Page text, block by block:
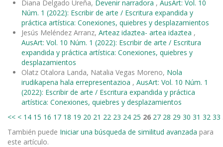
Diana Delgado Ureña, Devenir narradora , AusArt: Vol. 10
Núm. 1 (2022): Escribir de arte / Escritura expandida y
práctica artística: Conexiones, quiebres y desplazamientos
Jesús Meléndez Arranz, Arteaz idaztea- artea idaztea ,
AusArt: Vol. 10 Núm. 1 (2022): Escribir de arte / Escritura
expandida y práctica artística: Conexiones, quiebres y
desplazamientos
Olatz Otalora Landa, Natalia Vegas Moreno, Nola
irudikapena hala errepresentazioa , AusArt: Vol. 10 Núm. 1
(2022): Escribir de arte / Escritura expandida y práctica
artística: Conexiones, quiebres y desplazamientos
<< < 14 15 16 17 18 19 20 21 22 23 24 25 26 27 28 29 30 31 32 33
También puede Iniciar una búsqueda de similitud avanzada para
este artículo.